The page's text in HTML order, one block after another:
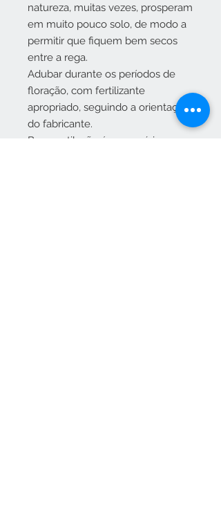
natureza, muitas vezes, prosperam
em muito pouco solo, de modo a
permitir que fiquem bem secos
entre a rega.
Adubar durante os períodos de
floração, com fertilizante
apropriado, seguindo a orientação
do fabricante.
Boa ventilação é necessária para